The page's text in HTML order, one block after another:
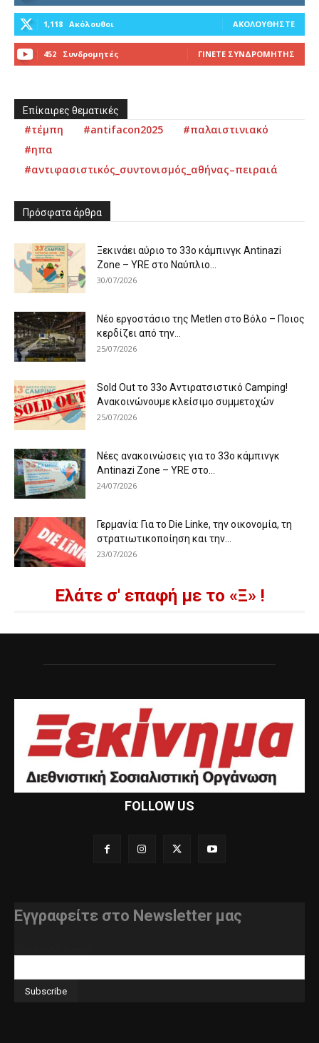
1,118 Ακόλουθοι ΑΚΟΛΟΥΘΉΣΤΕ
452 Συνδρομητές ΓΊΝΕΤΕ ΣΥΝΔΡΟΜΗΤΉΣ
Επίκαιρες θεματικές
#τέμπη #antifacon2025
#παλαιστινιακό
#ηπα
#αντιφασιστικός_συντονισμός_αθήνας–πειραιά
Πρόσφατα άρθρα
Ξεκινάει αύριο το 33ο κάμπινγκ Antinazi
Zone – YRE στο Ναύπλιο...
30/07/2026
Νέο εργοστάσιο της Metlen στο Βόλο – Ποιος
κερδίζει από την...
25/07/2026
Sold Out το 33ο Αντιρατσιστικό Camping!
Ανακοινώνουμε κλείσιμο συμμετοχών
25/07/2026
Νέες ανακοινώσεις για το 33ο κάμπινγκ
Antinazi Zone – YRE στο...
24/07/2026
Γερμανία: Για το Die Linke, την οικονομία, τη
στρατιωτικοποίηση και την...
23/07/2026
Ελάτε σ' επαφή με το «Ξ» !
FOLLOW US
Εγγραφείτε στο Newsletter μας